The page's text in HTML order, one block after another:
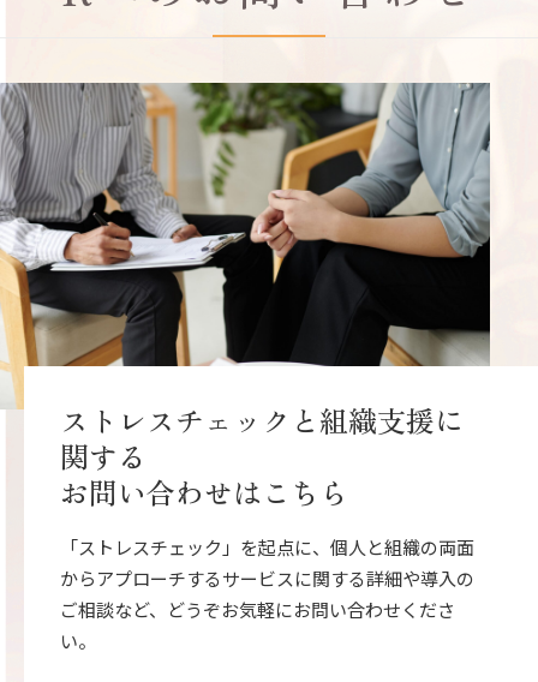
ストレスチェックと組織支援に
関する
お問い合わせはこちら
「ストレスチェック」を起点に、個人と組織の両面
からアプローチするサービスに関する詳細や導入の
ご相談など、どうぞお気軽にお問い合わせくださ
い。